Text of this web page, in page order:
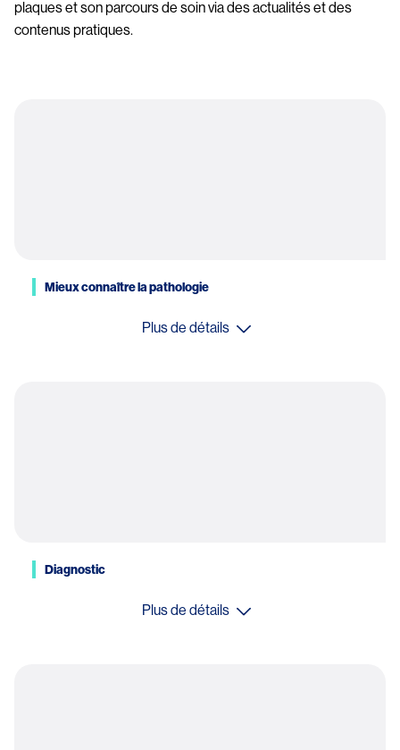
plaques et son parcours de soin via des actualités et des
contenus pratiques.
Mieux connaître la pathologie
Plus de détails
Diagnostic
Plus de détails